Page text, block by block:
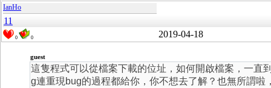
IanHo
11
0 0 2019-04-18
guest
這隻程式可以從檔案下載的位址，如何開啟檔案，一直
g連重現bug的過程都給你，你不想去了解？也無所謂